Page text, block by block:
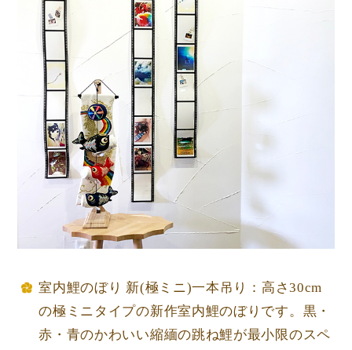
室内鯉のぼり 新(極ミニ)一本吊り：高さ30cm
の極ミニタイプの新作室内鯉のぼりです。黒・
赤・青のかわいい縮緬の跳ね鯉が最小限のスペ